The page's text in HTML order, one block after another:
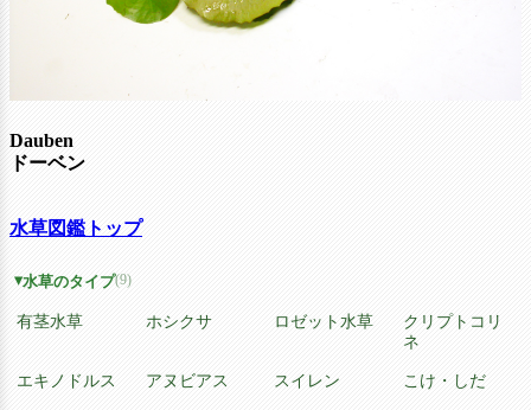
Dauben
ドーベン
水草図鑑トップ
水草のタイプ(9)
有茎水草 ホシクサ ロゼット水草
クリプトコリ
ネ
エキノドルス アヌビアス スイレン こけ・しだ